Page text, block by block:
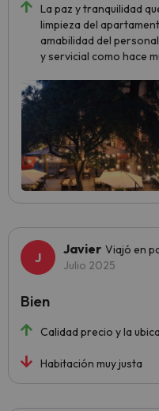
La paz y tranquilidad
limpieza del
amabilidad del
y servicial como hace
Javier Viajó en
Julio 2025
Calidad precio y la
Habitación muy justa
Bien